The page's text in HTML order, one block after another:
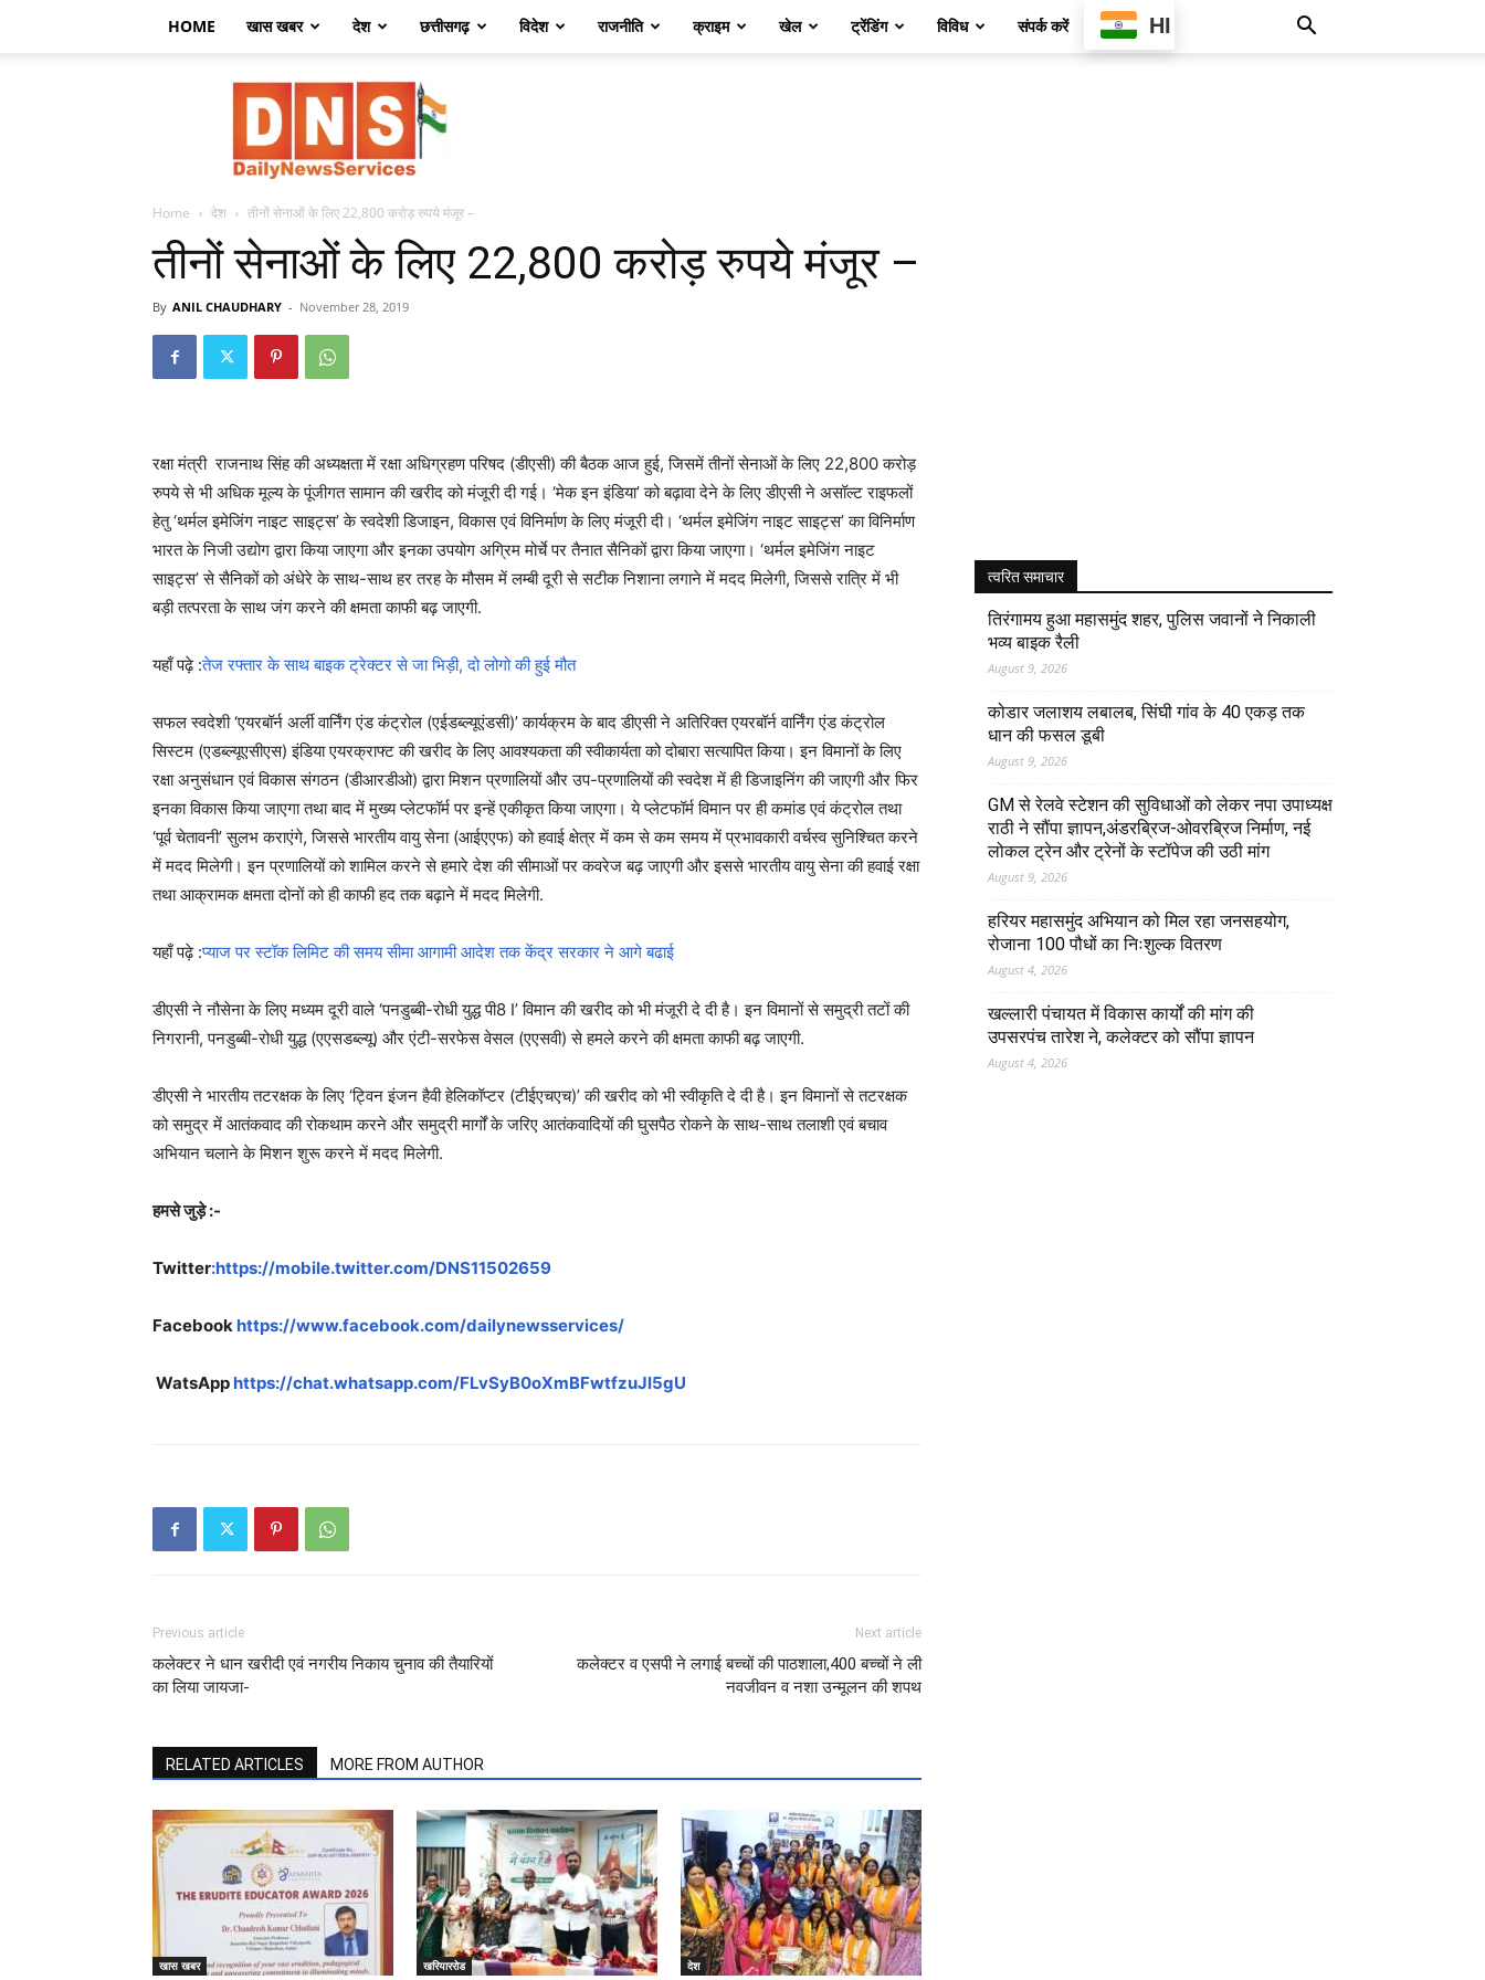
HOME खास खबर देश छत्तीसगढ़ विदेश राजनीति क्राइम खेल ट्रेंडिंग विविध संपर्क करें HI
Home देश तीनों सेनाओं के लिए 22,800 करोड़ रुपये मंजूर –
तीनों सेनाओं के लिए 22,800 करोड़ रुपये मंजूर –
By ANIL CHAUDHARY - November 28, 2019
रक्षा मंत्री राजनाथ सिंह की अध्‍यक्षता में रक्षा अधिग्रहण परिषद (डीएसी) की बैठक आज हुई, जिसमें तीनों सेनाओं के लिए 22,800 करोड़
रुपये से भी अधिक मूल्‍य के पूंजीगत सामान की खरीद को मंजूरी दी गई। ‘मेक इन इंडिया’ को बढ़ावा देने के लिए डीएसी ने असॉल्‍ट राइफलों
हेतु ‘थर्मल इमेजिंग नाइट साइट्स’ के स्‍वदेशी डिजाइन, विकास एवं विनिर्माण के लिए मंजूरी दी। ‘थर्मल इमेजिंग नाइट साइट्स’ का विनिर्माण
भारत के निजी उद्योग द्वारा किया जाएगा और इनका उपयोग अग्रिम मोर्चे पर तैनात सैनिकों द्वारा किया जाएगा। ‘थर्मल इमेजिंग नाइट
साइट्स’ से सैनिकों को अंधेरे के साथ-साथ हर तरह के मौसम में लम्‍बी दूरी से सटीक निशाना लगाने में मदद मिलेगी, जिससे रात्रि में भी
बड़ी तत्‍परता के साथ जंग करने की क्षमता काफी बढ़ जाएगी.
यहाँ पढ़े :तेज रफ्तार के साथ बाइक ट्रेक्टर से जा भिड़ी, दो लोगो की हुई मौत
सफल स्‍वदेशी ‘एयरबॉर्न अर्ली वार्निंग एंड कंट्रोल (एईडब्‍ल्‍यूएंडसी)’ कार्यक्रम के बाद डीएसी ने अतिरिक्‍त एयरबॉर्न वार्निंग एंड कंट्रोल
सिस्‍टम (एडब्‍ल्‍यूएसीएस) इंडिया एयरक्राफ्ट की खरीद के लिए आवश्‍यकता की स्‍वीकार्यता को दोबारा सत्यापित किया। इन विमानों के लिए
रक्षा अनुसंधान एवं विकास संगठन (डीआरडीओ) द्वारा मिशन प्रणालियों और उप-प्रणालियों की स्‍वदेश में ही डिजाइनिंग की जाएगी और फिर
इनका विकास किया जाएगा तथा बाद में मुख्‍य प्‍लेटफॉर्म पर इन्‍हें एकीकृत किया जाएगा। ये प्‍लेटफॉर्म विमान पर ही कमांड एवं कंट्रोल तथा
‘पूर्व चेतावनी’ सुलभ कराएंगे, जिससे भारतीय वायु सेना (आईएएफ) को हवाई क्षेत्र में कम से कम समय में प्रभावकारी वर्चस्‍व सुनिश्चित करने
में मदद मिलेगी। इन प्रणालियों को शामिल करने से हमारे देश की सीमाओं पर कवरेज बढ़ जाएगी और इससे भारतीय वायु सेना की हवाई रक्षा
तथा आक्रामक क्षमता दोनों को ही काफी हद तक बढ़ाने में मदद मिलेगी.
यहाँ पढ़े :प्याज पर स्टॉक लिमिट की समय सीमा आगामी आदेश तक केंद्र सरकार ने आगे बढाई
डीएसी ने नौसेना के लिए मध्‍यम दूरी वाले ‘पनडुब्बी-रोधी युद्ध पी8 I’ विमान की खरीद को भी मंजूरी दे दी है। इन विमानों से समुद्री तटों की
निगरानी, पनडुब्‍बी-रोधी युद्ध (एएसडब्‍ल्‍यू) और एंटी-सरफेस वेसल (एएसवी) से हमले करने की क्षमता काफी बढ़ जाएगी.
डीएसी ने भारतीय तटरक्षक के लिए ‘ट्विन इंजन हैवी हेलिकॉप्टर (टीईएचएच)’ की खरीद को भी स्‍वीकृति दे दी है। इन विमानों से तटरक्षक
को समुद्र में आतंकवाद की रोकथाम करने और समुद्री मार्गों के जरिए आतंकवादियों की घुसपैठ रोकने के साथ-साथ तलाशी एवं बचाव
अभियान चलाने के मिशन शुरू करने में मदद मिलेगी.
हमसे जुड़े :-
Twitter:https://mobile.twitter.com/DNS11502659
Facebook https://www.facebook.com/dailynewsservices/
WatsApp https://chat.whatsapp.com/FLvSyB0oXmBFwtfzuJl5gU
Previous article
कलेक्टर ने धान खरीदी एवं नगरीय निकाय चुनाव की तैयारियों
का लिया जायजा-
Next article
कलेक्टर व एसपी ने लगाई बच्चों की पाठशाला,400 बच्चों ने ली
नवजीवन व नशा उन्मूलन की शपथ
RELATED ARTICLES MORE FROM AUTHOR
खास खबर खरियाररोड देश
त्वरित समाचार
तिरंगामय हुआ महासमुंद शहर, पुलिस जवानों ने निकाली
भव्य बाइक रैली
August 9, 2026
कोडार जलाशय लबालब, सिंघी गांव के 40 एकड़ तक
धान की फसल डूबी
August 9, 2026
GM से रेलवे स्टेशन की सुविधाओं को लेकर नपा उपाध्यक्ष
राठी ने सौंपा ज्ञापन,अंडरब्रिज-ओवरब्रिज निर्माण, नई
लोकल ट्रेन और ट्रेनों के स्टॉपेज की उठी मांग
August 9, 2026
हरियर महासमुंद अभियान को मिल रहा जनसहयोग,
रोजाना 100 पौधों का निःशुल्क वितरण
August 4, 2026
खल्लारी पंचायत में विकास कार्यों की मांग की
उपसरपंच तारेश ने, कलेक्टर को सौंपा ज्ञापन
August 4, 2026